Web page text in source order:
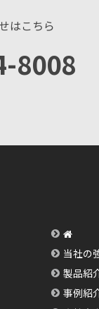
はこちら
8008
当社の
製品紹
事例紹